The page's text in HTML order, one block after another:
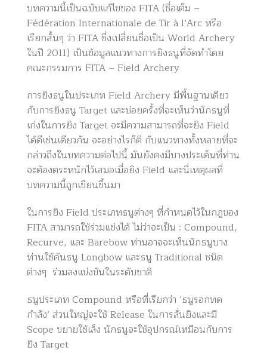
บทความนี้เป็นฉบับแก้ไขของ FITA (ชื่อเต็ม –
Fédération Internationale de Tir à l’Arc หรือ
เรียกสั้นๆ ว่า FITA ซึ่งเปลี่ยนชื่อเป็น World Archery
ในปี 2011) เป็นข้อมูลแนวทางการยิงธนูที่จัดทำโดย
คณะกรรมการ FITA – Field Archery
การยิงธนูในประเภท Field Archery มีพื้นฐานเดียว
กับการยิงธนู Target และบ่อยครั้งที่จะเห็นว่านักธนูที่
เก่งในการยิง Target จะมีความสามารถที่จะยิง Field
ได้ดีเช่นเดียวกัน จะอย่างไรก็ดี กับแนวทางทั้งหลายที่จะ
กล่าวถึงในบทความต่อไปนี้ มันยังคงมีบางประเด็นที่ท่าน
จะต้องตระหนักไว้เสมอเมื่อยิง Field และนี่เหตุผลที่
บทความนี้ถูกเขียนขึ้นมา
ในการยิง Field ประเภทธนูต่างๆ ที่กำหนดไว้ในกฎของ
FITA สามารถใช้ร่วมแข่งได้ ไม่ว่าจะเป็น : Compound,
Recurve, และ Barebow ท่านอาจจะเห็นนักธนูบาง
ท่านใช้คันธนู Longbow และธนู Traditional ชนิด
ต่างๆ ร่วมลงแข่งขันในระดับชาติ
ธนูประเภท Compound หรือที่เรียกว่า ‘ธนูรอกทด
กำลัง’ ส่วนใหญ่จะใช้ Release ในการลั่นยิงและมี
Scope ขยายใช้เล็ง นักธนูจะใช้อุปกรณ์เหมือนกับการ
ยิง Target